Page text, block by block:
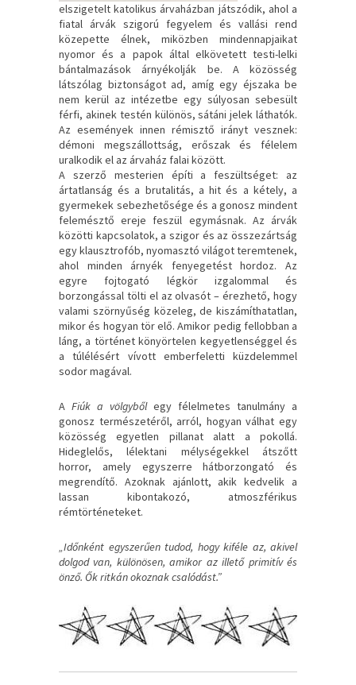
elszigetelt katolikus árvaházban játszódik, ahol a
fiatal árvák szigorú fegyelem és vallási rend
közepette élnek, miközben mindennapjaikat
nyomor és a papok által elkövetett testi-lelki
bántalmazások árnyékolják be. A közösség
látszólag biztonságot ad, amíg egy éjszaka be
nem kerül az intézetbe egy súlyosan sebesült
férfi, akinek testén különös, sátáni jelek láthatók.
Az események innen rémisztő irányt vesznek:
démoni megszállottság, erőszak és félelem
uralkodik el az árvaház falai között.
A szerző mesterien építi a feszültséget: az
ártatlanság és a brutalitás, a hit és a kétely, a
gyermekek sebezhetősége és a gonosz mindent
felemésztő ereje feszül egymásnak. Az árvák
közötti kapcsolatok, a szigor és az összezártság
egy klausztrofób, nyomasztó világot teremtenek,
ahol minden árnyék fenyegetést hordoz. Az
egyre fojtogató légkör izgalommal és
borzongással tölti el az olvasót – érezhető, hogy
valami szörnyűség közeleg, de kiszámíthatatlan,
mikor és hogyan tör elő. Amikor pedig fellobban a
láng, a történet könyörtelen kegyetlenséggel és
a túlélésért vívott emberfeletti küzdelemmel
sodor magával.
A Fiúk a völgybőlegy félelmetes tanulmány a
gonosz természetéről, arról, hogyan válhat egy
közösség egyetlen pillanat alatt a pokollá.
Hideglelős, lélektani mélységekkel átszőtt
horror, amely egyszerre hátborzongató és
megrendítő. Azoknak ajánlott, akik kedvelik a
lassan kibontakozó, atmoszférikus
rémtörténeteket.
„Időnként egyszerűen tudod, hogy kiféle az, akivel
dolgod van, különösen, amikor az illető primitív és
önző. Ők ritkán okoznak csalódást.”